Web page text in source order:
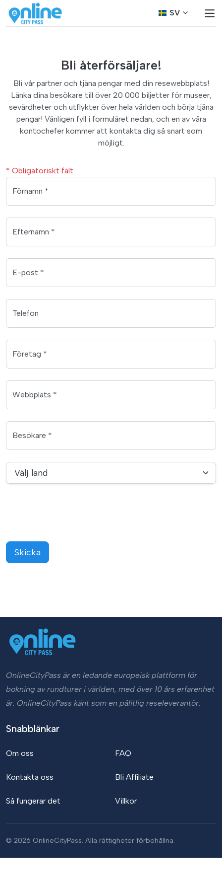
SV
Bli återförsäljare!
Bli vår partner och tjäna pengar med din resewebbplats!
Länka dina besökare till över 20 000 biljetter för museer,
sevärdheter och utflykter över hela världen och börja tjäna
pengar! Vänligen fyll i formuläret nedan, och en av våra
kontochefer kommer att kontakta dig så snart som
möjligt.
* Obligatoriskt fält.
Förnamn *
Efternamn *
E-post *
Telefon
Företag *
Webbplats *
Besökare *
Välj land
Skicka
OnlineCityPass är en ledande europeisk plattform för
bokning av rundturer i världen, med över 10 års erfarenhet
är. OnlineCityPass känt som en pålitlig reseleverantör.
Snabblänkar
Om oss
Kontakta oss
Så fungerar det
FAQ
Bli Affiliate
Villkor
© 2026 OnlineCityPass. Alla rättigheter förbehållna.